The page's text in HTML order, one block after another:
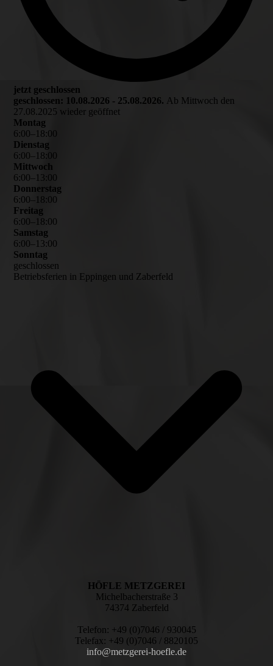
jetzt geschlossen
geschlossen: 10.08.2026 - 25.08.2026. Ab Mittwoch den
27.08.2025 wieder geöffnet
Montag
6:00– 18:00
Dienstag
6:00– 18:00
Mittwoch
6:00– 13:00
Donnerstag
6:00– 18:00
Freitag
6:00– 18:00
Samstag
6:00– 13:00
Sonntag
geschlossen
Betriebsferien in Eppingen und Zaberfeld
HÖFLE METZGEREI
Michelbacherstraße 3
74374 Zaberfeld
Telefon: +49 (0)7046 / 930045
Telefax: +49 (0)7046 / 8820105
info@metzgerei-hoefle.de